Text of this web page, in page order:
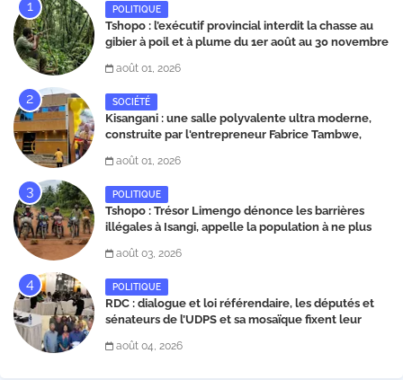
POLITIQUE
Tshopo : l’exécutif provincial interdit la chasse au
gibier à poil et à plume du 1er août au 30 novembre
août 01, 2026
SOCIÉTÉ
Kisangani : une salle polyvalente ultra moderne,
construite par l'entrepreneur Fabrice Tambwe,
août 01, 2026
POLITIQUE
Tshopo : Trésor Limengo dénonce les barrières
illégales à Isangi, appelle la population à ne plus
août 03, 2026
POLITIQUE
RDC : dialogue et loi référendaire, les députés et
sénateurs de l’UDPS et sa mosaïque fixent leur
Matata
août 04, 2026